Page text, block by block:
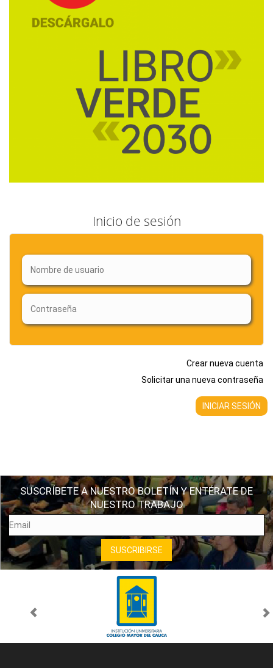
Inicio de sesión
Crear nueva cuenta
Solicitar una nueva contraseña
SUSCRÍBETE A NUESTRO BOLETÍN Y ENTÉRATE DE
NUESTRO TRABAJO